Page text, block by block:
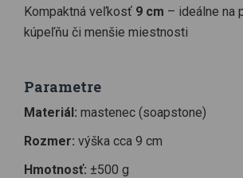
Kompaktná veľkosť 9 cm – ideálne na
kúpeľňu či menšie miestnosti
Parametre
Materiál: mastenec (soapstone)
Rozmer: výška cca 9 cm
Hmotnosť: ±500 g